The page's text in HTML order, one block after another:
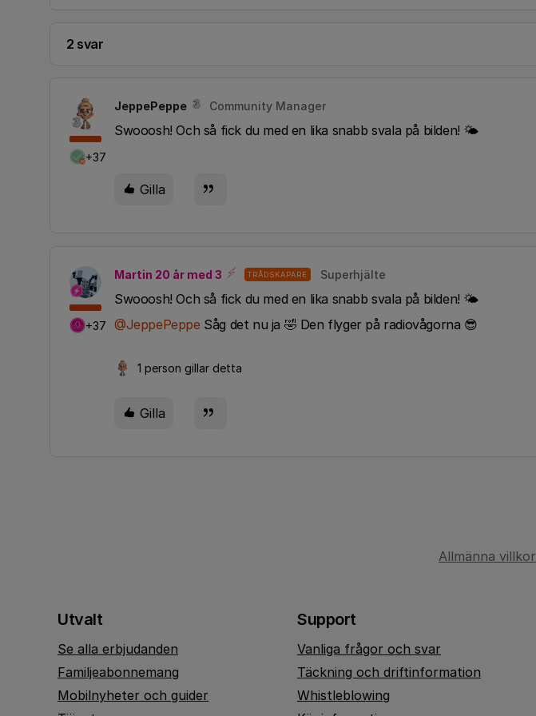
2 svar
+37
JeppePeppe Community Manager
Swooosh! Och så fick du med en lika snabb svala på bilden! 🌤
Gilla
+37
Martin 20 år med 3 TRÅDSKAPARE Superhjälte
Swooosh! Och så fick du med en lika snabb svala på bilden! 🌤
@JeppePeppeSåg det nu ja 🤣 Den flyger på radiovågorna 😎
1 person gillar detta
Gilla
Allmänna villkor
Utvalt
Se alla erbjudanden
Familjeabonnemang
Mobilnyheter och guider
Support
Vanliga frågor och svar
Täckning och driftinformation
Whistleblowing